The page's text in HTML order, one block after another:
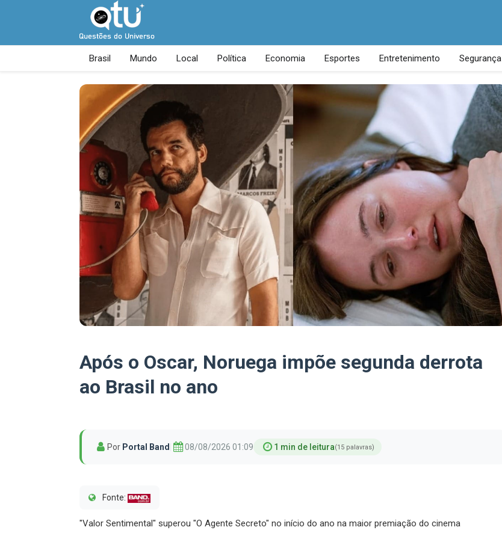
Brasil Mundo Local Política Economia Esportes Entretenimento Segurança
Após o Oscar, Noruega impõe segunda derrota
ao Brasil no ano
Por Portal Band 08/08/2026 01:09 1 min de leitura(15 palavras)
Fonte:
"Valor Sentimental" superou "O Agente Secreto" no início do ano na maior premiação do cinema